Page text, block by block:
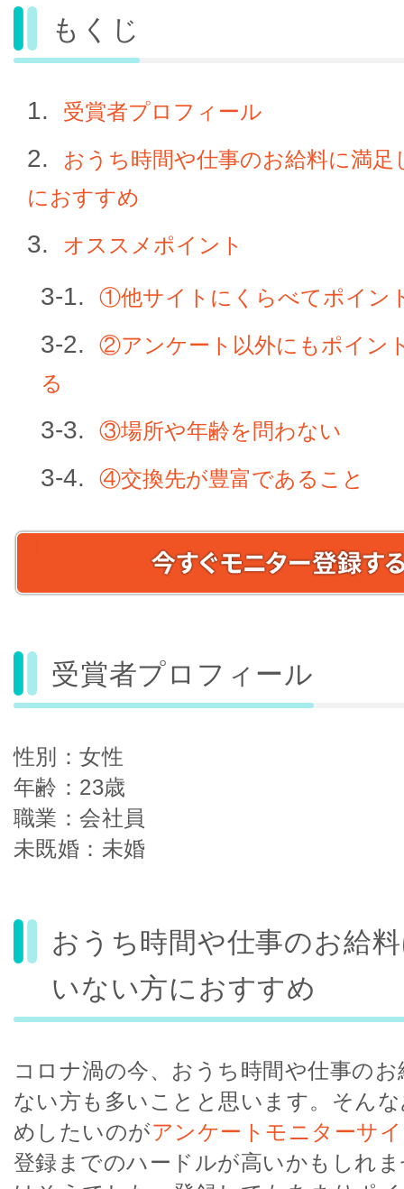
もくじ
受賞者プロフィール
おうち時間や仕事のお給料に満足
におすすめ
オススメポイント
①他サイトにくらべてポイン
②アンケート以外にもポイン
る
③場所や年齢を問わない
④交換先が豊富であること
受賞者プロフィール
性別：女性
年齢：23歳
職業：会社員
未既婚：未婚
おうち時間や仕事のお給
いない方におすすめ
コロナ渦の今、おうち時間や仕事の
ない方も多いことと思います。そん
めしたいのがアンケートモニターサ
登録までのハードルが高いかもしれ